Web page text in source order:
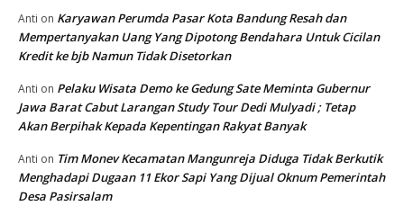
Anti on Karyawan Perumda Pasar Kota Bandung Resah dan
Mempertanyakan Uang Yang Dipotong Bendahara Untuk Cicilan
Kredit ke bjb Namun Tidak Disetorkan
Anti on Pelaku Wisata Demo ke Gedung Sate Meminta Gubernur
Jawa Barat Cabut Larangan Study Tour Dedi Mulyadi ; Tetap
Akan Berpihak Kepada Kepentingan Rakyat Banyak
Anti on Tim Monev Kecamatan Mangunreja Diduga Tidak Berkutik
Menghadapi Dugaan 11 Ekor Sapi Yang Dijual Oknum Pemerintah
Desa Pasirsalam